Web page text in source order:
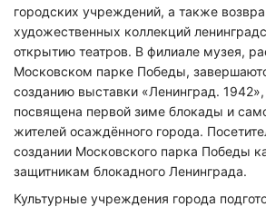
городских учреждений, а также
художественных коллекций
открытию театров. В филиале музея,
Московском парке Победы,
созданию выставки «Ленинград. 1942»,
посвящена первой зиме блокады и
жителей осаждённого города.
создании Московского парка Победы
защитникам блокадного Ленинграда.
Культурные учреждения города